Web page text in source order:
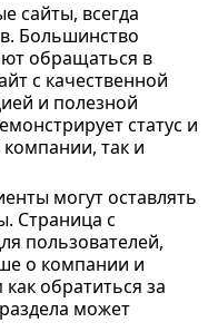
сайты, всегда
Большинство
обращаться в
с качественной
и полезной
статус и
так и
могут оставлять
Страница с
пользователей,
о компании и
обратиться за
может